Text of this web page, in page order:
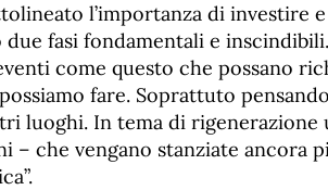
l’importanza di investire
due fasi fondamentali e inscindibili.
come questo che possano
fare. Soprattuto
luoghi. In tema di rigenerazione
– che vengano stanziate ancora